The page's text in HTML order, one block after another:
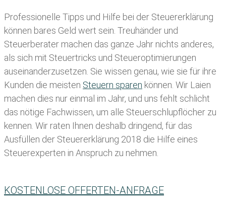
Professionelle Tipps und Hilfe bei der Steuererklärung
können bares Geld wert sein. Treuhänder und
Steuerberater machen das ganze Jahr nichts anderes,
als sich mit Steuertricks und Steueroptimierungen
auseinanderzusetzen. Sie wissen genau, wie sie für ihre
Kunden die meisten Steuern sparen können. Wir Laien
machen dies nur einmal im Jahr, und uns fehlt schlicht
das nötige Fachwissen, um alle Steuerschlupflöcher zu
kennen. Wir raten Ihnen deshalb dringend, für das
Ausfüllen der Steuererklärung 2018 die Hilfe eines
Steuerexperten in Anspruch zu nehmen.
KOSTENLOSE OFFERTEN-ANFRAGE